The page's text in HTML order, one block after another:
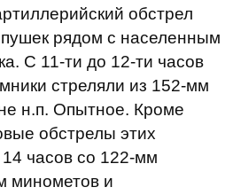
обстрел
рядом с населенным
С 11-ти до 12-ти часов
стреляли из 152-мм
н.п. Опытное. Кроме
обстрелы этих
часов со 122-мм
минометов и